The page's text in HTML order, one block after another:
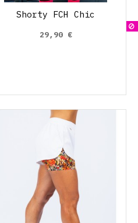
Shorty FCH Chic
29,90 €